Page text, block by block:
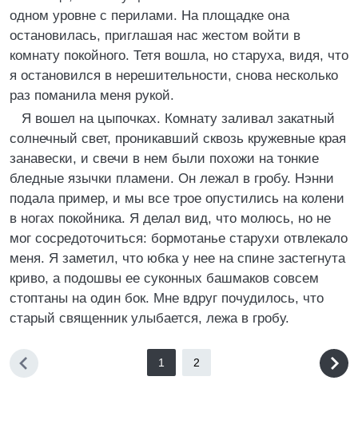
одном уровне с перилами. На площадке она
остановилась, приглашая нас жестом войти в
комнату покойного. Тетя вошла, но старуха, видя, что
я остановился в нерешительности, снова несколько
раз поманила меня рукой.
Я вошел на цыпочках. Комнату заливал закатный
солнечный свет, проникавший сквозь кружевные края
занавески, и свечи в нем были похожи на тонкие
бледные язычки пламени. Он лежал в гробу. Нэнни
подала пример, и мы все трое опустились на колени
в ногах покойника. Я делал вид, что молюсь, но не
мог сосредоточиться: бормотанье старухи отвлекало
меня. Я заметил, что юбка у нее на спине застегнута
криво, а подошвы ее суконных башмаков совсем
стоптаны на один бок. Мне вдруг почудилось, что
старый священник улыбается, лежа в гробу.
1 2